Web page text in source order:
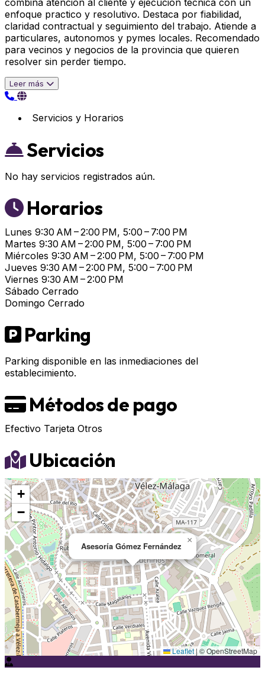
combina atencion al cliente y ejecucion tecnica con un
enfoque practico y resolutivo. Destaca por fiabilidad,
claridad contractual y seguimiento del trabajo. Atiende a
particulares, autonomos y pymes locales. Recomendado
para vecinos y negocios de la provincia que quieren
resolver sin perder tiempo.
Leer más
Servicios y Horarios
Servicios
No hay servicios registrados aún.
Horarios
Lunes 9:30 AM – 2:00 PM, 5:00 – 7:00 PM
Martes 9:30 AM – 2:00 PM, 5:00 – 7:00 PM
Miércoles 9:30 AM – 2:00 PM, 5:00 – 7:00 PM
Jueves 9:30 AM – 2:00 PM, 5:00 – 7:00 PM
Viernes 9:30 AM – 2:00 PM
Sábado Cerrado
Domingo Cerrado
Parking
Parking disponible en las inmediaciones del
establecimiento.
Métodos de pago
Efectivo Tarjeta Otros
Ubicación
Asesoría Gómez Fernández
×
+
−
Leaflet|© OpenStreetMap